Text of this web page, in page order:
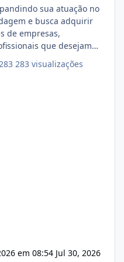
sua atuação no
e busca adquirir
de empresas,
que desejam
clientes ativos de
283 visualizações
em 08:54 Jul 30, 2026